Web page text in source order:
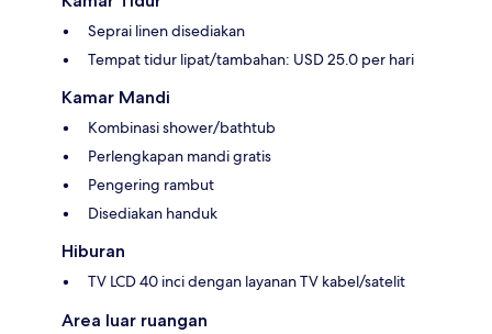
Seprai linen disediakan
Tempat tidur lipat/tambahan: USD 25.0 per hari
Kamar Mandi
Kombinasi shower/bathtub
Perlengkapan mandi gratis
Pengering rambut
Disediakan handuk
Hiburan
TV LCD 40 inci dengan layanan TV kabel/satelit
Area luar ruangan